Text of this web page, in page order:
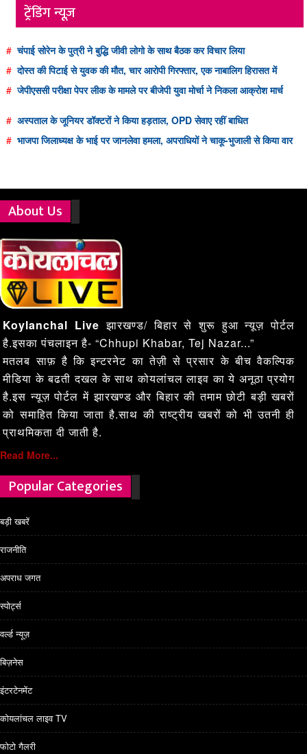
ट्रेंडिंग न्यूज़
# चंपाई सोरेन के पुत्री ने बुद्धि जीवी लोगो के साथ बैठक कर विचार लिया
# दोस्त की पिटाई से युवक की मौत, चार आरोपी गिरफ्तार, एक नाबालिग हिरासत में
# जेपीएससी परीक्षा पेपर लीक के मामले पर बीजेपी युवा मोर्चा ने निकला आक्रोश मार्च
# अस्पताल के जूनियर डॉक्टरों ने किया हड़ताल, OPD सेवाए रहीं बाधित
# भाजपा जिलाध्यक्ष के भाई पर जानलेवा हमला, अपराधियों ने चाकू-भुजाली से किया वार
About Us
Koylanchal Live झारखण्ड/ बिहार से शुरू हुआ न्यूज़ पोर्टल
है.इसका पंचलाइन है- “Chhupi Khabar, Tej Nazar...”
मतलब साफ़ है कि इन्टरनेट का तेज़ी से प्रसार के बीच वैकल्पिक
मीडिया के बढती दखल के साथ कोयलांचल लाइव का ये अनूठा प्रयोग
है.इस न्यूज़ पोर्टल में झारखण्ड और बिहार की तमाम छोटी बड़ी खबरों
को समाहित किया जाता है.साथ की राष्ट्रीय खबरों को भी उतनी ही
प्राथमिकता दी जाती है.
Read More...
Popular Categories
बड़ी खबरें
राजनीति
अपराध जगत
स्पोर्ट्स
वर्ल्ड न्यूज़
बिज़नेस
इंटरटेनमेंट
कोयलांचल लाइव TV
फोटो गैलरी